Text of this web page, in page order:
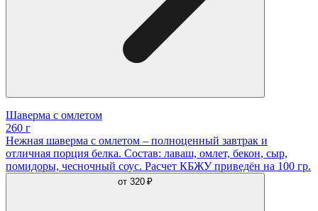
Шаверма с омлетом
260 г
Нежная шаверма с омлетом – полноценный завтрак и
отличная порция белка. Состав: лаваш, омлет, бекон, сыр,
помидоры, чесночный соус. Расчет КБЖУ приведён на 100 гр.
от 320 ₽